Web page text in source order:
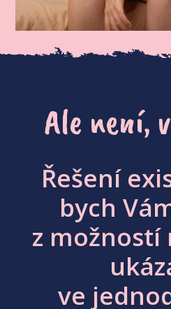
Ale není,
Řešení
bych
z možností
ve